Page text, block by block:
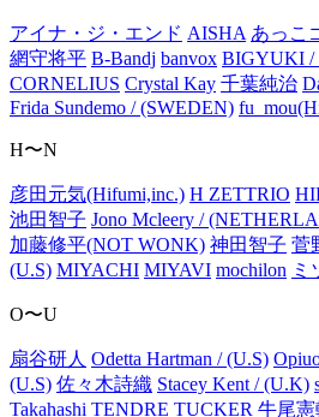
アイナ・ジ・エンド AISHA あっこ
網守将平 B-Bandj banvox BIGYUKI /
CORNELIUS Crystal Kay 千葉純治
Frida Sundemo / (SWEDEN)
H〜N
彦田元気(Hifumi,inc.) H ZETTRIO
池田智子 Jono Mcleery /
加藤修平(NOT WONK) 神田智子 菅
(U.S) MIYACHI MIYAVI mochilon ミ
O〜U
扇谷研人 Odetta Hartman / (U.S)
(U.S) 佐々木詩織 Stacey Kent / (U.K)
Takahashi TENDRE TUCKER 牛尾憲